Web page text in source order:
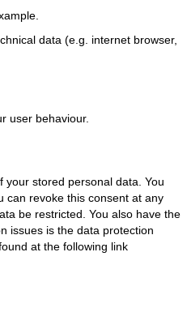
data (e.g. internet browser,
user behaviour.
stored personal data. You
can revoke this consent at any
be restricted. You also have the
issues is the data protection
at the following link